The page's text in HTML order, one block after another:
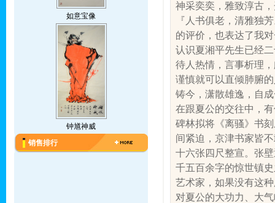
如意宝像
钟馗神威
销售排行
神采奕奕，雅致淳古
『人书俱老，清雅独
的评价，也表达了我
认识夏湘平先生已经
待人热情，言事析理
谨慎就可以直倾肺腑
铸今，潇散雄逸，自
在跟夏公的交往中，
碑林拟将《离骚》书
间紧迫，京津书家皆
十六张四尺整宣。张
千五百余字的惊世镇
艺术家，如果没有这
对夏公的大功力、大